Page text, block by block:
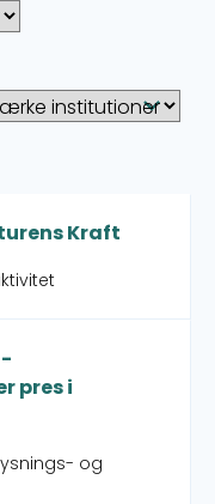
Kraft
pres i
og